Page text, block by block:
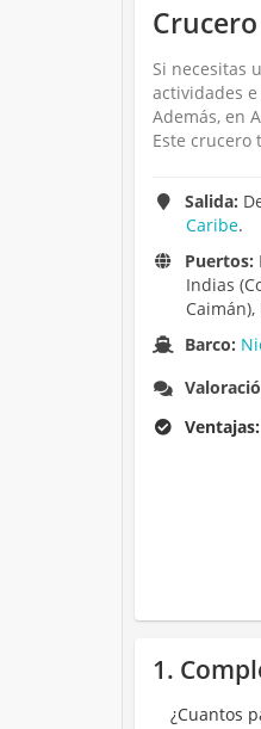
Si necesitas
actividades
Además, en
Este crucero
Salida:
Caribe.
Puertos:
Indias
Barco:
Ventajas:
1.
¿Cuantos